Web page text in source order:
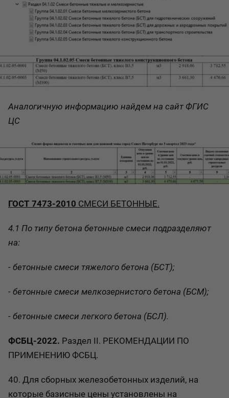
Аналогичную информацию найдем на сайт ФГИС
ЦС
ГОСТ 7473-2010 СМЕСИ БЕТОННЫЕ.
4.1 По типу бетона бетонные смеси подразделяют
на:
- бетонные смеси тяжелого бетона (БСТ);
- бетонные смеси мелкозернистого бетона (БСМ);
- бетонные смеси легкого бетона (БСЛ).
ФСБЦ-2022. Раздел II. РЕКОМЕНДАЦИИ ПО
ПРИМЕНЕНИЮ ФСБЦ.
40. Для сборных железобетонных изделий, на
которые базисные цены установлены на